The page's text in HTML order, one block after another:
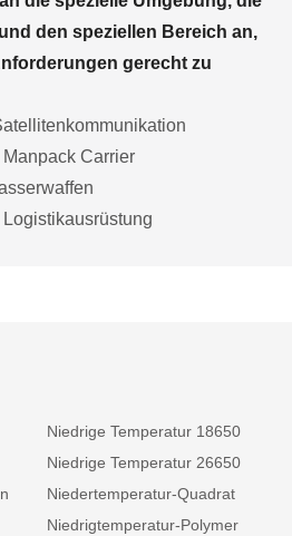
den speziellen Bereich an,
gerecht zu
Manpack Carrier
Logistikausrüstung
Niedrige Temperatur 18650
Niedrige Temperatur 26650
Niedertemperatur-Quadrat
Niedrigtemperatur-Polymer